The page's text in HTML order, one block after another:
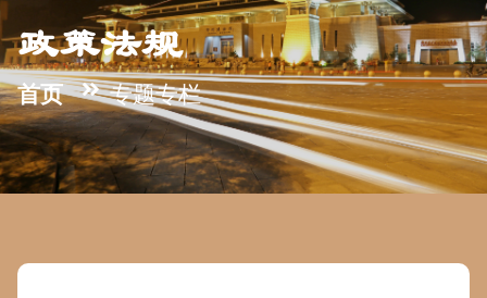
政策法规
首页 专题专栏